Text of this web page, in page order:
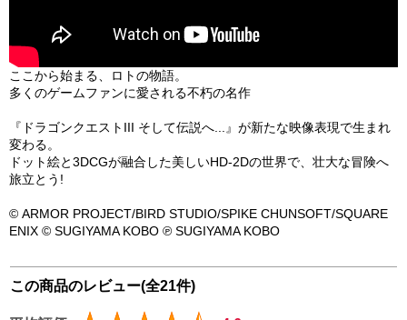
ここから始まる、ロトの物語。
多くのゲームファンに愛される不朽の名作
『ドラゴンクエストIII そして伝説へ...』が新たな映像表現で生まれ
変わる。
ドット絵と3DCGが融合した美しいHD-2Dの世界で、壮大な冒険へ
旅立とう!
© ARMOR PROJECT/BIRD STUDIO/SPIKE CHUNSOFT/SQUARE
ENIX © SUGIYAMA KOBO ℗ SUGIYAMA KOBO
この商品のレビュー(全21件)